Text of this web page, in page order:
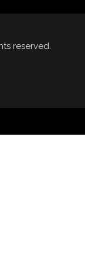
reserved.